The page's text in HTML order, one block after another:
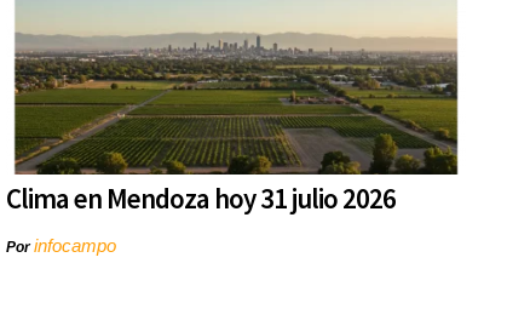
Clima en Mendoza hoy 31 julio 2026
Porinfocampo